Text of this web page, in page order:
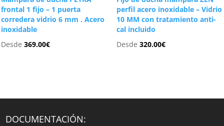
frontal 1 fijo – 1 puerta
corredera vidrio 6 mm . Acero
inoxidable
Desde369.00€
perfil acero inoxidable – Vidrio
10 MM con tratamiento anti-
cal incluido
Desde 320.00€
DOCUMENTACIÓN: